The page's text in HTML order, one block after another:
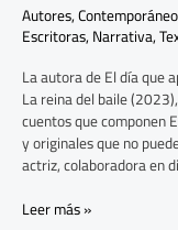
Autores,
Escritoras,Narrativa,
La autora de El día que
La reina del baile
cuentos que componen
y originales que no
actriz, colaboradora en
Leer más »